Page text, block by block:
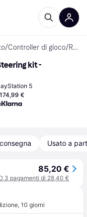
/Controller di gioco/ Ruote
kit -
5
174,99 €
Usato a
85,20 €
3 pagamenti di 28,40 €
, 10 giorni